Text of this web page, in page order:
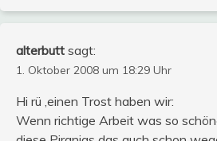
alterbutt sagt:
1. Oktober 2008 um 18:29 Uhr
Hi rü ,einen Trost haben wir:
Wenn richtige Arbeit was so